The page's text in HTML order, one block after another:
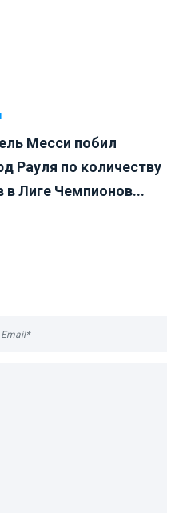
Месси побил
Рауля по количеству
в Лиге Чемпионов...